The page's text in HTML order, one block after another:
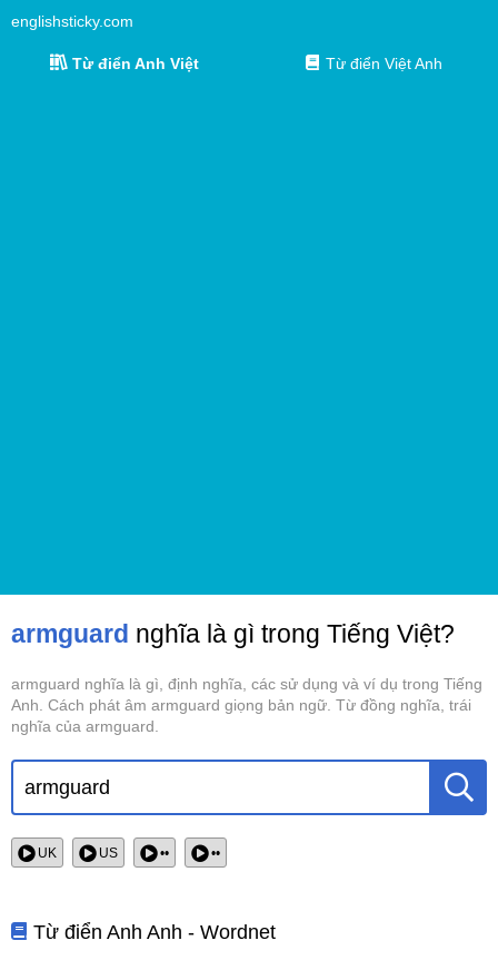
englishsticky.com
Từ điển Anh Việt Từ điển Việt Anh
armguard nghĩa là gì trong Tiếng Việt?
armguard nghĩa là gì, định nghĩa, các sử dụng và ví dụ trong Tiếng
Anh. Cách phát âm armguard giọng bản ngữ. Từ đồng nghĩa, trái
nghĩa của armguard.
UK US •• ••
Từ điển Anh Anh - Wordnet